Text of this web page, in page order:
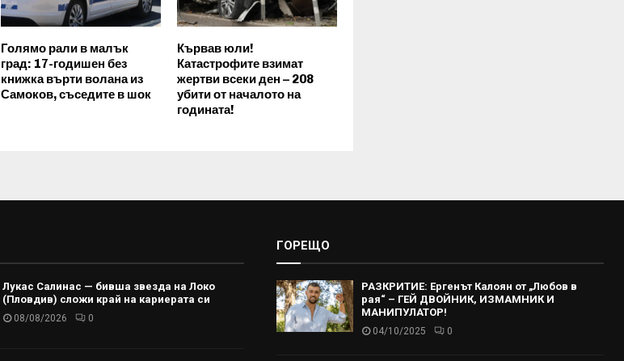
Голямо рали в малък
град: 17-годишен без
книжка върти волана из
Самоков, съседите в шок
Кървав юли!
Катастрофите взимат
жертви всеки ден – 208
убити от началото на
годината!
Лукас Салинас — бивша звезда на Локо
(Пловдив) сложи край на кариерата си
08/08/2026 0
ГОРЕЩО
РАЗКРИТИЕ: Ергенът Калоян от „Любов в
рая“ – ГЕЙ ДВОЙНИК, ИЗМАМНИК И
МАНИПУЛАТОР!
04/10/2025 0